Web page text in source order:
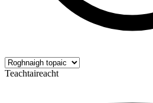
Teachtaireacht